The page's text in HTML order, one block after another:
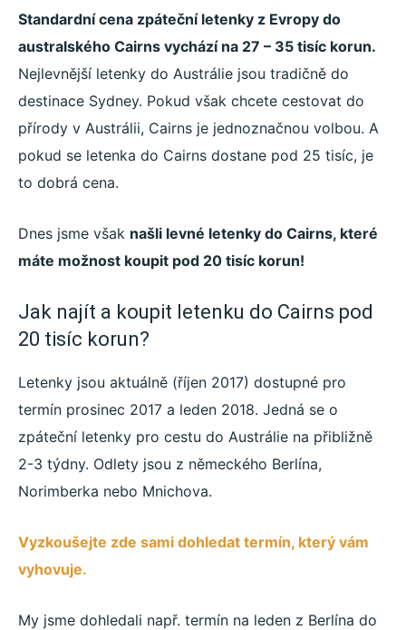
Standardní cena zpáteční letenky z Evropy do
australského Cairns vychází na 27 – 35 tisíc korun.
Nejlevnější letenky do Austrálie jsou tradičně do
destinace Sydney. Pokud však chcete cestovat do
přírody v Austrálii, Cairns je jednoznačnou volbou. A
pokud se letenka do Cairns dostane pod 25 tisíc, je
to dobrá cena.
Dnes jsme však našli levné letenky do Cairns, které
máte možnost koupit pod 20 tisíc korun!
Jak najít a koupit letenku do Cairns pod
20 tisíc korun?
Letenky jsou aktuálně (říjen 2017) dostupné pro
termín prosinec 2017 a leden 2018. Jedná se o
zpáteční letenky pro cestu do Austrálie na přibližně
2-3 týdny. Odlety jsou z německého Berlína,
Norimberka nebo Mnichova.
Vyzkoušejte zde sami dohledat termín, který vám
vyhovuje.
My jsme dohledali např. termín na leden z Berlína do